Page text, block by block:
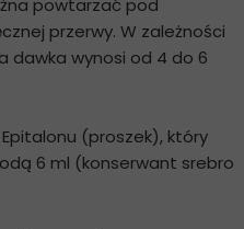
powtarzać pod
przerwy. W zależności
dawka wynosi od 4 do 6
(proszek), który
6 ml (konserwant srebro